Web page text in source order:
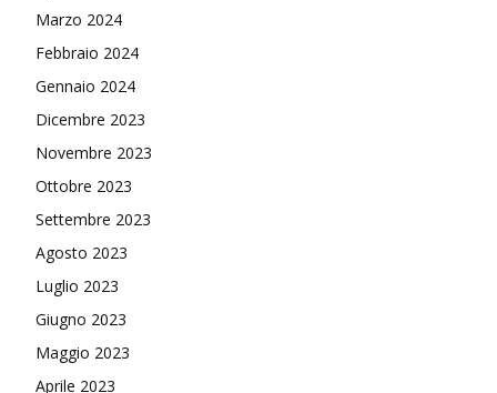
Marzo 2024
Febbraio 2024
Gennaio 2024
Dicembre 2023
Novembre 2023
Ottobre 2023
Settembre 2023
Agosto 2023
Luglio 2023
Giugno 2023
Maggio 2023
Aprile 2023